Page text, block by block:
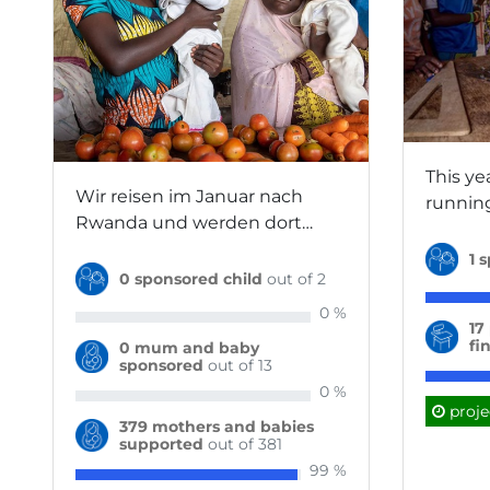
Wir reisen im Januar nach
Rwanda und werden dort
Überlebensprogramm von
Compassion besuchen und
nach Rwanda ist mehr als nur
das Entdecken eines neuen
Sinn – ein konkretes
Engagement für die
Schwächsten. Unser Ziel ist es,
0 sponsored child out of 2
0 %
0 mum and baby
sponsored out of 13
0 %
379 mothers and babies
supported out of 381
99 %
This
take
12 life-
students.
1